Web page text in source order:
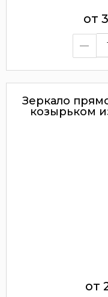
от
–
Зеркало
козырьком
от